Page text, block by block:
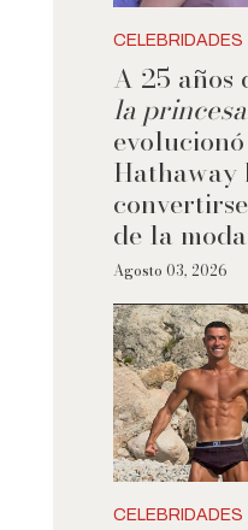
CELEBRIDADES
A 25 años
la princesa
Hathaway
de la moda
Agosto 03, 2026
CELEBRIDADES